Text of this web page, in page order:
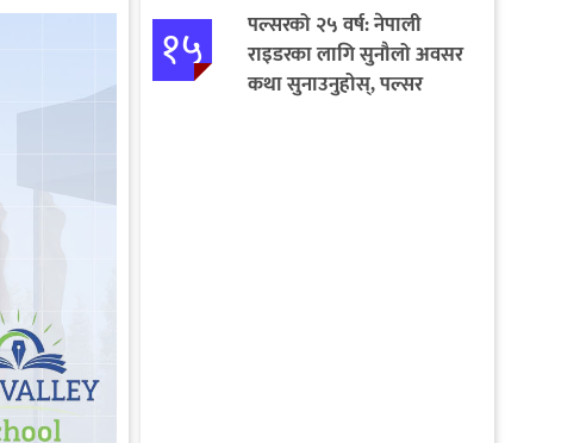
१५
पल्सरको २५ वर्ष: नेपाली
राइडरका लागि सुनौलो अवसर
कथा सुनाउनुहोस्, पल्सर